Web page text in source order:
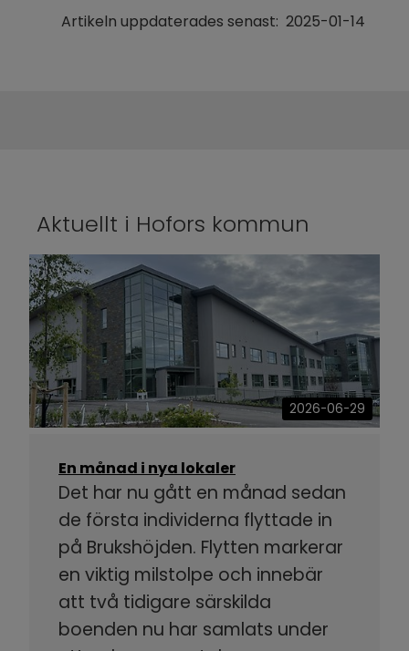
Artikeln uppdaterades senast: 2025-01-14
Aktuellt i Hofors kommun
2026-06-29
En månad i nya lokaler
Det har nu gått en månad sedan
de första individerna flyttade in
på Brukshöjden. Flytten markerar
en viktig milstolpe och innebär
att två tidigare särskilda
boenden nu har samlats under